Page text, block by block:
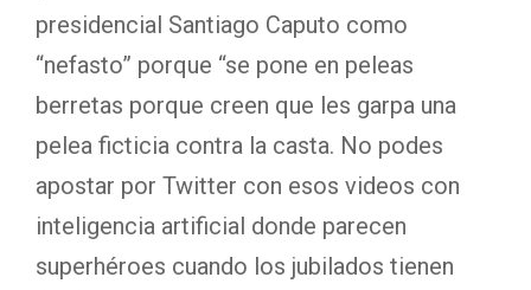
presidencial Santiago Caputo como
“nefasto” porque “se pone en peleas
berretas porque creen que les garpa una
pelea ficticia contra la casta. No podes
apostar por Twitter con esos videos con
inteligencia artificial donde parecen
superhéroes cuando los jubilados tienen